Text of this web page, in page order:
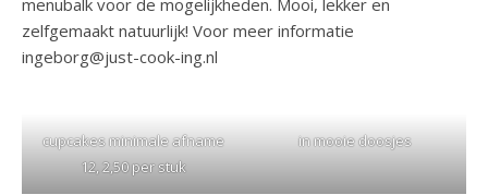
menubalk voor de mogelijkheden. Mooi, lekker en
zelfgemaakt natuurlijk! Voor meer informatie
ingeborg@just-cook-ing.nl
cupcakes minimale afname
12, 2,50 per stuk
in mooie doosjes